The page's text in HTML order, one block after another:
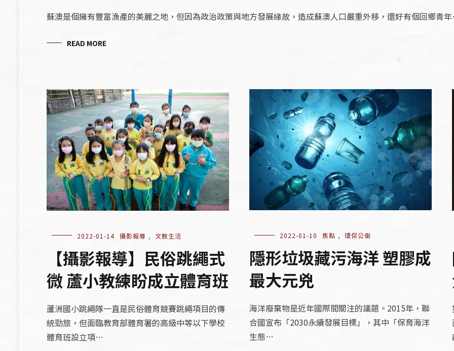
蘇澳是個擁有豐富漁產的美麗之地，但因為政治政策與地方發展緣故，造成蘇澳人口嚴重外移，還好有個回鄉青
READ MORE
2022-01-14 攝影報導 , 文教生活
【攝影報導】民俗跳繩式
微 蘆小教練盼成立體育班
蘆洲國小跳繩隊一直是民俗體育競賽跳繩項目的傳
統勁旅，但面臨教育部體育署的高級中等以下學校
體育班設立項…
2022-01-10 焦點 , 環保公衛
隱形垃圾藏污海洋 塑膠成
最大元兇
海洋廢棄物是近年國際間關注的議題。2015年，聯
合國宣布「2030永續發展目標」，其中「保育海洋
生態…